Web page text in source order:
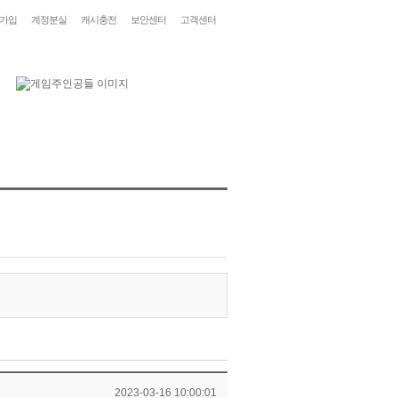
입 계정분실 캐시충전 보안센터 고객센터
2023-03-16 10:00:01